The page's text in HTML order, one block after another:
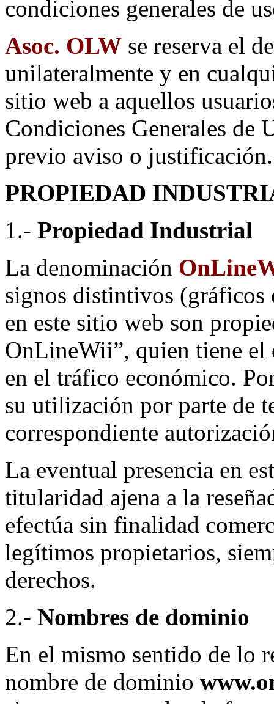
condiciones generales de
Asoc. OLW se reserva el
unilateralmente y en
sitio web a aquellos
Condiciones Generales de
previo aviso o justificación.
PROPIEDAD
1.- Propiedad Industrial
La denominación
signos distintivos (gráficos
en este sitio web son
OnLineWii”, quien tiene
en el tráfico económico.
su utilización por parte de
correspondiente
La eventual presencia en
titularidad ajena a la
efectúa sin finalidad
legítimos propietarios,
derechos.
2.- Nombres de dominio
En el mismo sentido de lo
nombre de dominio